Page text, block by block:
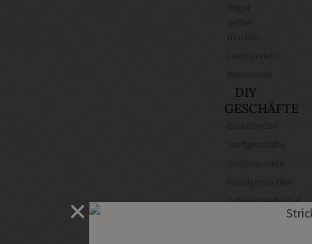
Regal
Heimwerken
DIY
GESCHÄFTE
Bastelbedarf
Stoffgeschäfte
Wollgeschäfte
Handgemachtes
Schneidereibedarf
Handarbeitszubehör